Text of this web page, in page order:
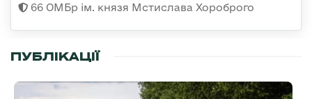
66 ОМБр ім. князя Мстислава Хороброго
ПУБЛІКАЦІЇ